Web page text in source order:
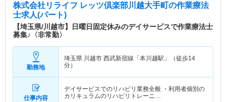
株式会社リライフ レッツ倶楽部川越大手町の作業療法
士求人(パート)
【埼玉県/川越市】日曜日固定休みのデイサービスで作業療法士
募集♪〈非常勤〉
勤務地
埼玉県 川越市 西武新宿線「本川越駅」（徒歩14
分）
仕事内容
デイサービスでのリハビリ業務全般 ・利用者個別の
カリキュラムのリハビリトレーニ…